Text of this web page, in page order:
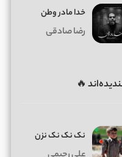
خدا مادر وطن
رضا صادقی
🔥
نک نک نک نزن